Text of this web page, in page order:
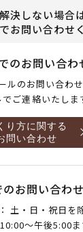
決しない場合は
お問い合わせ
のお問い合わ
ルのお問い合わせ
ご連絡いたしま
り方に関する
問い合わせ
のお問い合わせ
土・日・祝日を
～午後5:00ま